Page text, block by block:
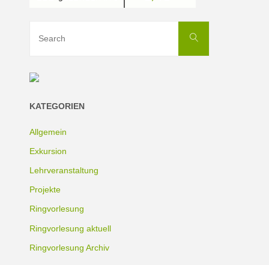
Search
KATEGORIEN
Allgemein
Exkursion
Lehrveranstaltung
Projekte
Ringvorlesung
Ringvorlesung aktuell
Ringvorlesung Archiv